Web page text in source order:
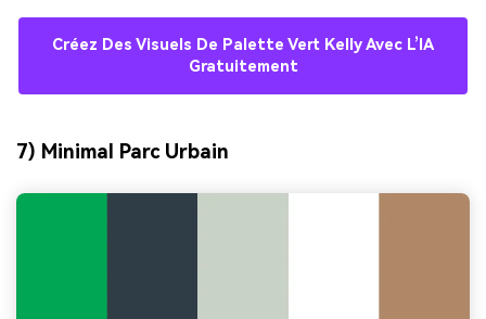
Créez Des Visuels De Palette Vert Kelly Avec L’IA
Gratuitement
7) Minimal Parc Urbain